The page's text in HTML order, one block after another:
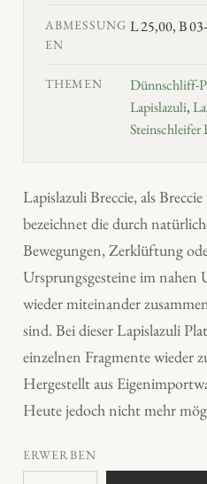
ABMESSUNG
EN
L 25,00, B
THEMEN Dünnschliff-
Lapislazuli,
Steinschleifer
Lapislazuli Breccie, als
bezeichnet die durch
Bewegungen, Zerklüftung
Ursprungsgesteine im
wieder miteinander
sind. Bei dieser Lapislazuli
einzelnen Fragmente wieder
Hergestellt aus
Heute jedoch nicht mehr
ERWERBEN